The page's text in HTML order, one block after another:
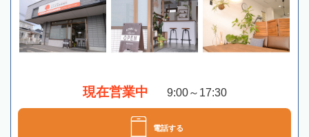
現在営業中 9:00～17:30
電話する